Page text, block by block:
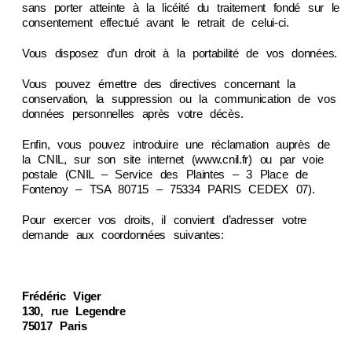
sans porter atteinte à la licéité du traitement fondé sur le
consentement effectué avant le retrait de celui-ci.
Vous disposez d’un droit à la portabilité de vos données.
Vous pouvez émettre des directives concernant la
conservation, la suppression ou la communication de vos
données personnelles après votre décès.
Enfin, vous pouvez introduire une réclamation auprès de
la CNIL, sur son site internet (www.cnil.fr) ou par voie
postale (CNIL – Service des Plaintes – 3 Place de
Fontenoy – TSA 80715 – 75334 PARIS CEDEX 07).
Pour exercer vos droits, il convient d’adresser votre
demande aux coordonnées suivantes:
Frédéric Viger
130, rue Legendre
75017 Paris